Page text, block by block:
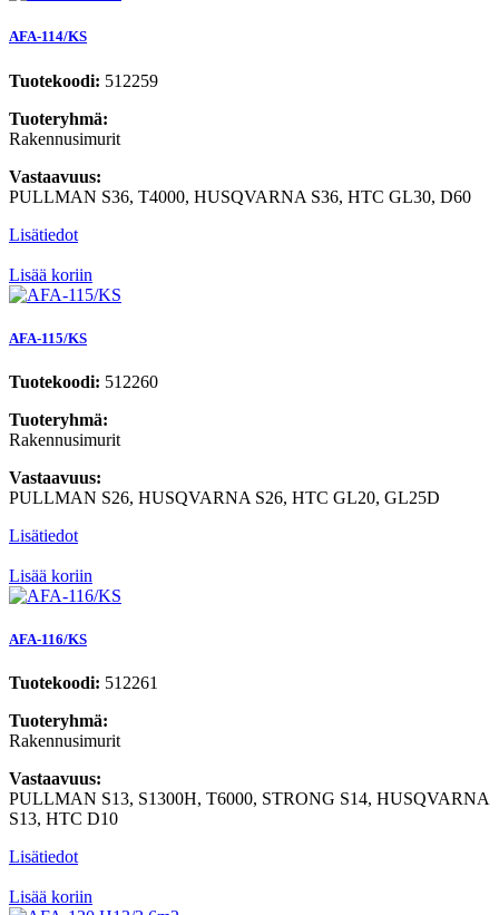
AFA-114/KS
Tuotekoodi: 512259
Tuoteryhmä:
Rakennusimurit
Vastaavuus:
PULLMAN S36, T4000, HUSQVARNA S36, HTC GL30, D60
Lisätiedot
Lisää koriin
AFA-115/KS
Tuotekoodi: 512260
Tuoteryhmä:
Rakennusimurit
Vastaavuus:
PULLMAN S26, HUSQVARNA S26, HTC GL20, GL25D
Lisätiedot
Lisää koriin
AFA-116/KS
Tuotekoodi: 512261
Tuoteryhmä:
Rakennusimurit
Vastaavuus:
PULLMAN S13, S1300H, T6000, STRONG S14, HUSQVARNA
S13, HTC D10
Lisätiedot
Lisää koriin